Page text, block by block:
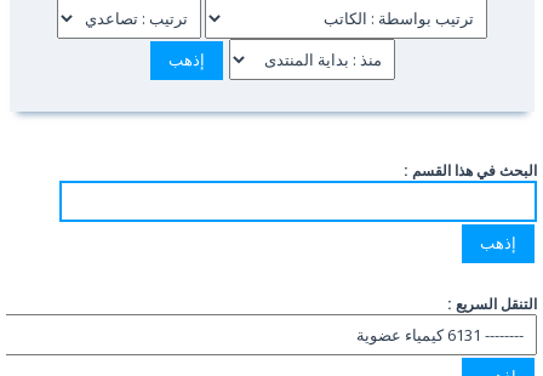
البحث في هذا القسم :
التنقل السريع :